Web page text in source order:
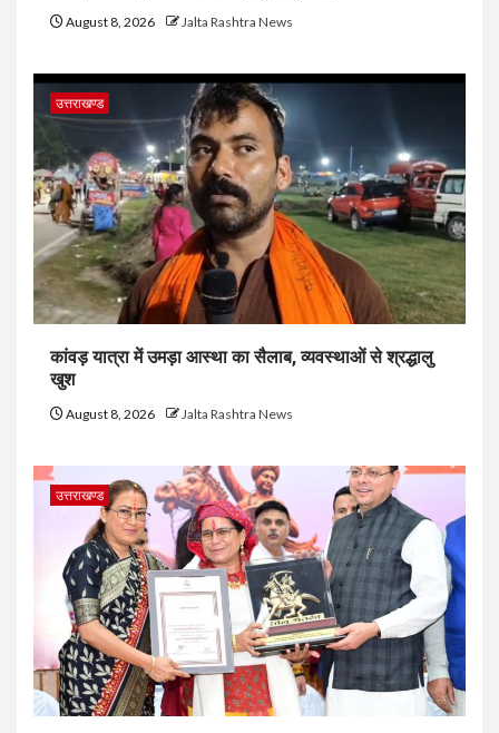
August 8, 2026 Jalta Rashtra News
उत्तराखण्ड
कांवड़ यात्रा में उमड़ा आस्था का सैलाब, व्यवस्थाओं से श्रद्धालु
खुश
August 8, 2026 Jalta Rashtra News
उत्तराखण्ड